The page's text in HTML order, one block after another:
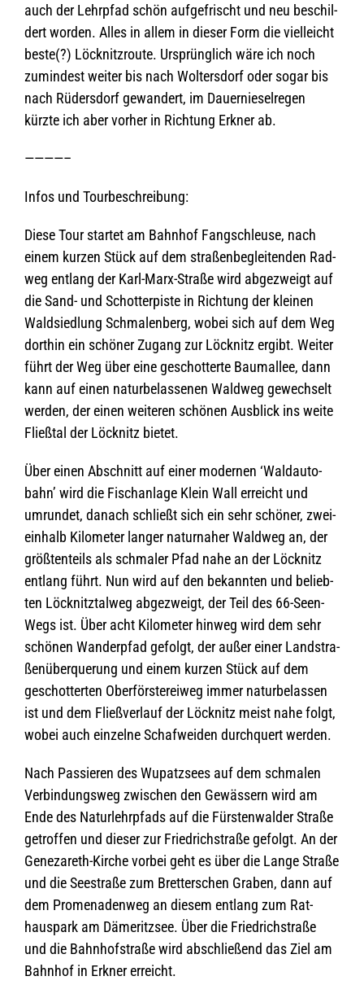
auch der Lehr­pfad schön auf­ge­frischt und neu beschil­
dert wor­den. Alles in allem in die­ser Form die viel­leicht
beste(?) Löck­nitz­route. Ursprüng­lich wäre ich noch
zumin­dest wei­ter bis nach Wol­ters­dorf oder sogar bis
nach Rüders­dorf gewan­dert, im Dau­er­nie­sel­re­gen
kürzte ich aber vor­her in Rich­tung Erkner ab.
————–
Infos und Tourbeschreibung:
Diese Tour star­tet am Bahn­hof Fang­schleuse, nach
einem kur­zen Stück auf dem stra­ßen­be­glei­ten­den Rad­
weg ent­lang der Karl-Marx-Straße wird abge­zweigt auf
die Sand- und Schot­ter­piste in Rich­tung der klei­nen
Wald­sied­lung Schma­len­berg, wobei sich auf dem Weg
dort­hin ein schö­ner Zugang zur Löck­nitz ergibt. Wei­ter
führt der Weg über eine geschot­terte Baum­al­lee, dann
kann auf einen natur­be­las­se­nen Wald­weg gewech­selt
wer­den, der einen wei­te­ren schö­nen Aus­blick ins weite
Fließ­tal der Löck­nitz bietet.
Über einen Abschnitt auf einer moder­nen ‘Wald­au­to­
bahn’ wird die Fisch­an­lage Klein Wall erreicht und
umrun­det, danach schließt sich ein sehr schö­ner, zwei­
ein­halb Kilo­me­ter lan­ger natur­na­her Wald­weg an, der
größ­ten­teils als schma­ler Pfad nahe an der Löck­nitz
ent­lang führt. Nun wird auf den bekann­ten und belieb­
ten Löck­nitz­tal­weg abge­zweigt, der Teil des 66-Seen-
Wegs ist. Über acht Kilo­me­ter hin­weg wird dem sehr
schö­nen Wan­der­pfad gefolgt, der außer einer Land­stra­
ßen­über­que­rung und einem kur­zen Stück auf dem
geschot­ter­ten Ober­förs­te­rei­weg immer natur­be­las­sen
ist und dem Fließ­ver­lauf der Löck­nitz meist nahe folgt,
wobei auch ein­zelne Schaf­wei­den durch­quert werden.
Nach Pas­sie­ren des Wupatz­sees auf dem schma­len
Ver­bin­dungs­weg zwi­schen den Gewäs­sern wird am
Ende des Natur­lehr­pfads auf die Fürs­ten­wal­der Straße
getrof­fen und die­ser zur Fried­rich­straße gefolgt. An der
Gene­za­reth-Kir­che vor­bei geht es über die Lange Straße
und die See­straße zum Bret­ter­schen Gra­ben, dann auf
dem Pro­me­na­den­weg an die­sem ent­lang zum Rat­
haus­park am Däme­ritz­see. Über die Fried­rich­straße
und die Bahn­hof­straße wird abschlie­ßend das Ziel am
Bahn­hof in Erkner erreicht.